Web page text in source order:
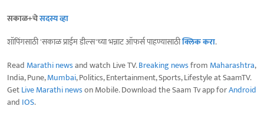
सकाळ+चेसदस्य व्हा
शॉपिंगसाठी 'सकाळ प्राईम डील्स'च्या भन्नाट ऑफर्स पाहण्यासाठीक्लिक करा.
Read Marathi newsand watch Live TV.Breaking newsfrom Maharashtra,
India, Pune,Mumbai, Politics, Entertainment, Sports, Lifestyle at SaamTV.
GetLive Marathi newson Mobile. Download the Saam Tv app forAndroid
and IOS.